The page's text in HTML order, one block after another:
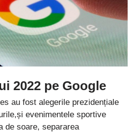
2022 pe Google
au fost alegerile prezidențiale
evenimentele sportive
de soare, separarea